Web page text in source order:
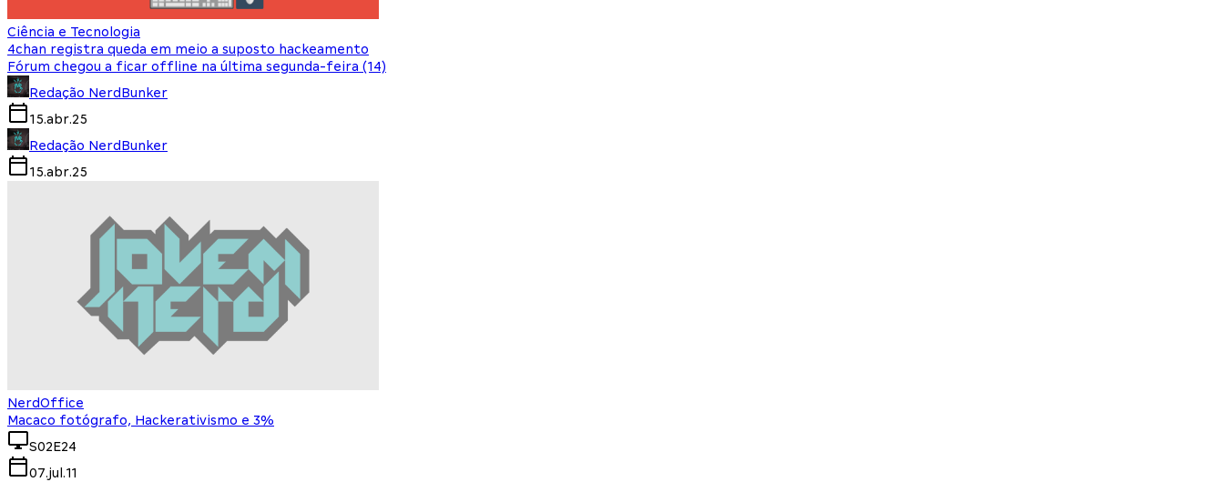
Ciência e Tecnologia
4chan registra queda em meio a suposto hackeamento
Fórum chegou a ficar offline na última segunda-feira (14)
Redação NerdBunker
15.abr.25
Redação NerdBunker
15.abr.25
NerdOffice
Macaco fotógrafo, Hackerativismo e 3%
S02E24
07.jul.11